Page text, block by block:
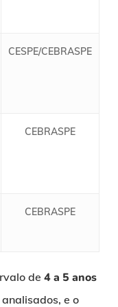
CESPE/CEBRASPE
CEBRASPE
CEBRASPE
de 4 a 5 anos
e o